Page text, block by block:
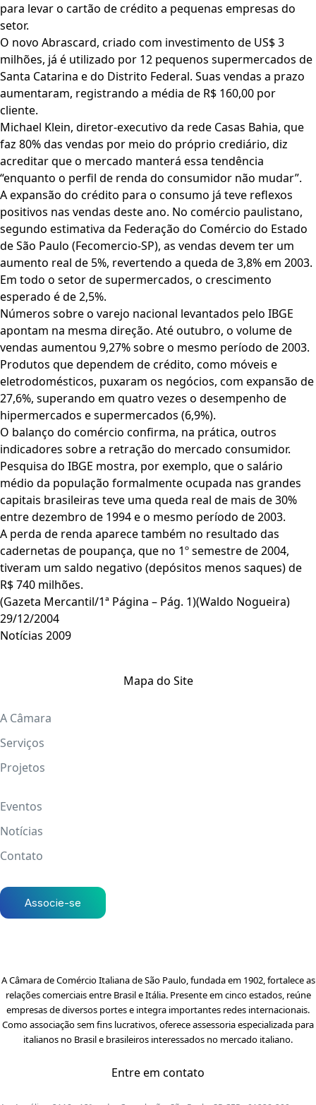
para levar o cartão de crédito a pequenas empresas do
setor.
O novo Abrascard, criado com investimento de US$ 3
milhões, já é utilizado por 12 pequenos supermercados de
Santa Catarina e do Distrito Federal. Suas vendas a prazo
aumentaram, registrando a média de R$ 160,00 por
cliente.
Michael Klein, diretor-executivo da rede Casas Bahia, que
faz 80% das vendas por meio do próprio crediário, diz
acreditar que o mercado manterá essa tendência
“enquanto o perfil de renda do consumidor não mudar”.
A expansão do crédito para o consumo já teve reflexos
positivos nas vendas deste ano. No comércio paulistano,
segundo estimativa da Federação do Comércio do Estado
de São Paulo (Fecomercio-SP), as vendas devem ter um
aumento real de 5%, revertendo a queda de 3,8% em 2003.
Em todo o setor de supermercados, o crescimento
esperado é de 2,5%.
Números sobre o varejo nacional levantados pelo IBGE
apontam na mesma direção. Até outubro, o volume de
vendas aumentou 9,27% sobre o mesmo período de 2003.
Produtos que dependem de crédito, como móveis e
eletrodomésticos, puxaram os negócios, com expansão de
27,6%, superando em quatro vezes o desempenho de
hipermercados e supermercados (6,9%).
O balanço do comércio confirma, na prática, outros
indicadores sobre a retração do mercado consumidor.
Pesquisa do IBGE mostra, por exemplo, que o salário
médio da população formalmente ocupada nas grandes
capitais brasileiras teve uma queda real de mais de 30%
entre dezembro de 1994 e o mesmo período de 2003.
A perda de renda aparece também no resultado das
cadernetas de poupança, que no 1º semestre de 2004,
tiveram um saldo negativo (depósitos menos saques) de
R$ 740 milhões.
(Gazeta Mercantil/1ª Página – Pág. 1)(Waldo Nogueira)
29/12/2004
Notícias 2009
Mapa do Site
A Câmara
Serviços
Projetos
Eventos
Notícias
Contato
Associe-se
A Câmara de Comércio Italiana de São Paulo, fundada em 1902, fortalece as
relações comerciais entre Brasil e Itália. Presente em cinco estados, reúne
empresas de diversos portes e integra importantes redes internacionais.
Como associação sem fins lucrativos, oferece assessoria especializada para
italianos no Brasil e brasileiros interessados no mercado italiano.
Entre em contato